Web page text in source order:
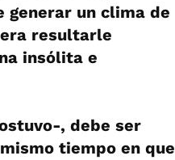
generar un clima de
resultarle
insólita e
, debe ser
tiempo en que